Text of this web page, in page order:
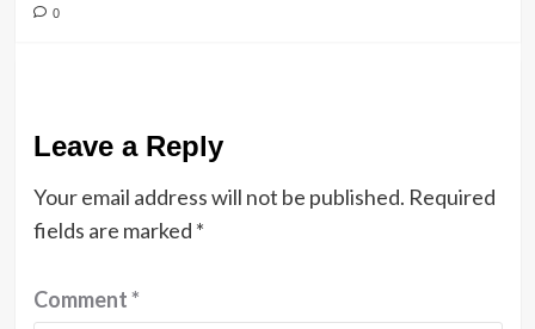
0
Leave a Reply
Your email address will not be published. Required
fields are marked *
Comment*